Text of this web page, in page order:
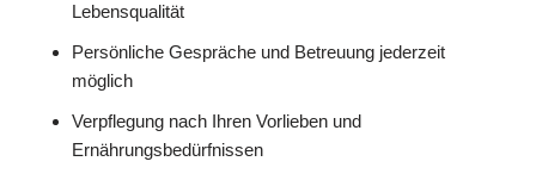
Lebensqualität
Persönliche Gespräche und Betreuung jederzeit
möglich
Verpflegung nach Ihren Vorlieben und
Ernährungsbedürfnissen